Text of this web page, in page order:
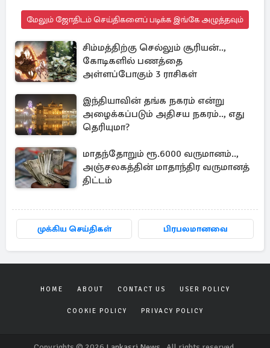
மேலும் ஜோதிடம் செய்திகளைப் படிக்க இங்கே அழுத்தவும்
சிம்மத்திற்கு செல்லும் சூரியன்..,
கோடிகளில் பணத்தை
அள்ளப்போகும் 3 ராசிகள்
இந்தியாவின் தங்க நகரம் என்று
அழைக்கப்படும் அதிசய நகரம்.., எது
தெரியுமா?
மாதந்தோறும் ரூ.6000 வருமானம்..,
அஞ்சலகத்தின் மாதாந்திர வருமானத்
திட்டம்
முக்கிய செய்திகள் பிரபலமானவை
HOME ABOUT CONTACT US USER POLICY
COOKIE POLICY PRIVACY POLICY